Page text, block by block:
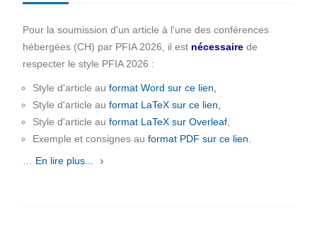
Pour la soumission d'un article à l'une des conférences
hébergées (CH) par PFIA 2026, il est nécessairede
respecter le style PFIA 2026 :
Style d'article au format Word sur ce lien,
Style d'article au format LaTeX sur ce lien,
Style d'article au format LaTeX sur Overleaf,
Exemple et consignes au format PDF sur ce lien.
… En lire plus...